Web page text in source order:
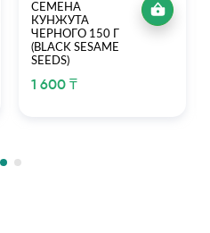
СЕМЕНА
КУНЖУТА
ЧЕРНОГО 150 Г
(BLACK SESAME
SEEDS)
1 600 ₸